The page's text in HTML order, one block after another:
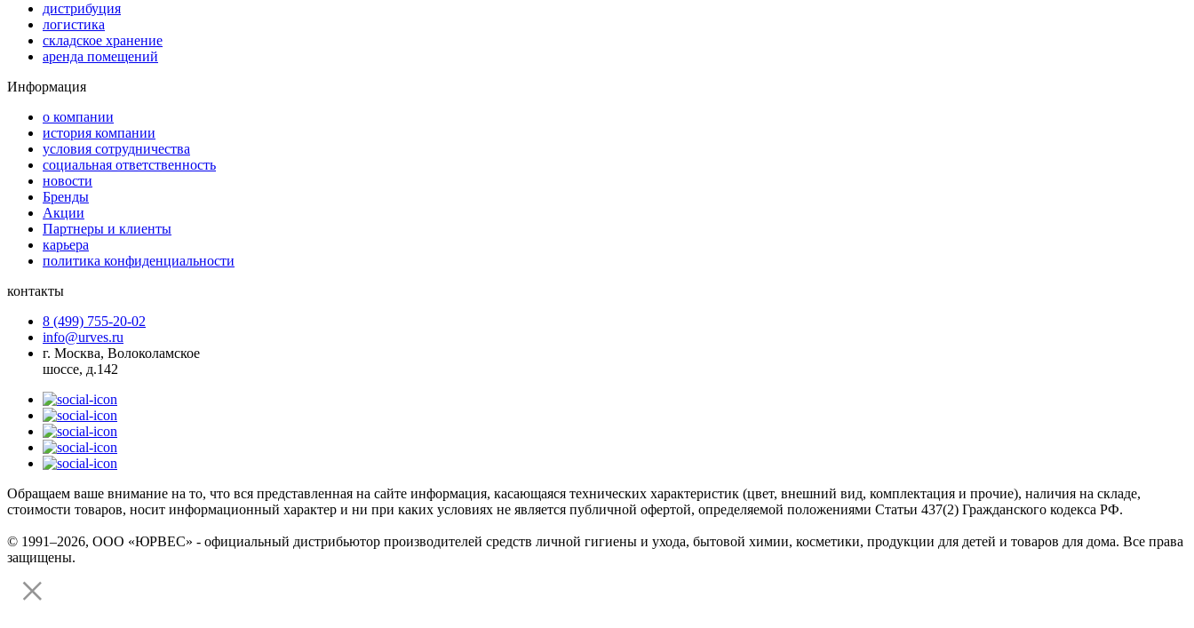
дистрибуция
логистика
складское хранение
аренда помещений
Информация
о компании
история компании
условия сотрудничества
социальная ответственность
новости
Бренды
Акции
Партнеры и клиенты
карьера
политика конфиденциальности
контакты
8 (499) 755-20-02
info@urves.ru
г. Москва, Волоколамское
шоссе, д.142
Обращаем ваше внимание на то, что вся представленная на сайте информация, касающаяся технических характеристик (цвет, внешний вид, комплектация и прочие), наличия на складе,
стоимости товаров, носит информационный характер и ни при каких условиях не является публичной офертой, определяемой положениями Статьи 437(2) Гражданского кодекса РФ.
© 1991–2026, ООО «ЮРВЕС» - официальный дистрибьютор производителей средств личной гигиены и ухода, бытовой химии, косметики, продукции для детей и товаров для дома. Все права
защищены.